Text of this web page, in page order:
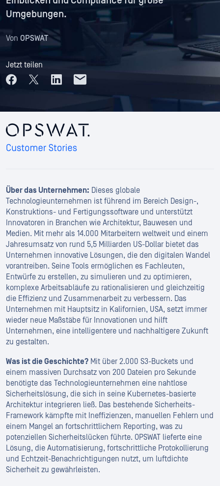
Umgebungen.
Von OPSWAT
Jetzt teilen
Über das Unternehmen: Dieses globale
Technologieunternehmen ist führend im Bereich Design-,
Konstruktions- und Fertigungssoftware und unterstützt
Innovatoren in Branchen wie Architektur, Bauwesen und
Medien. Mit mehr als 14.000 Mitarbeitern weltweit und einem
Jahresumsatz von rund 5,5 Milliarden US-Dollar bietet das
Unternehmen innovative Lösungen, die den digitalen Wandel
vorantreiben. Seine Tools ermöglichen es Fachleuten,
Entwürfe zu erstellen, zu simulieren und zu optimieren,
komplexe Arbeitsabläufe zu rationalisieren und gleichzeitig
die Effizienz und Zusammenarbeit zu verbessern. Das
Unternehmen mit Hauptsitz in Kalifornien, USA, setzt immer
wieder neue Maßstäbe für Innovationen und hilft
Unternehmen, eine intelligentere und nachhaltigere Zukunft
zu gestalten.
Was ist die Geschichte? Mit über 2.000 S3-Buckets und
einem massiven Durchsatz von 200 Dateien pro Sekunde
benötigte das Technologieunternehmen eine nahtlose
Sicherheitslösung, die sich in seine Kubernetes-basierte
Architektur integrieren ließ. Das bestehende Sicherheits-
Framework kämpfte mit Ineffizienzen, manuellen Fehlern und
einem Mangel an fortschrittlichem Reporting, was zu
potenziellen Sicherheitslücken führte. OPSWAT lieferte eine
Lösung, die Automatisierung, fortschrittliche Protokollierung
und Echtzeit-Benachrichtigungen nutzt, um luftdichte
Sicherheit zu gewährleisten.